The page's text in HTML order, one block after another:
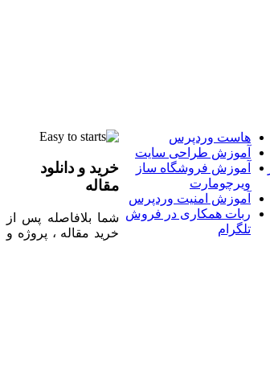
هاست وردپرس
آموزش طراحی سایت
آموزش فروشگاه ساز
ویرچومارت
آموزش امنیت وردپرس
ربات همکاری در فروش
تلگرام
خرید و دانلود
مقاله
شما بلافاصله پس از
خرید مقاله ، پروژه و